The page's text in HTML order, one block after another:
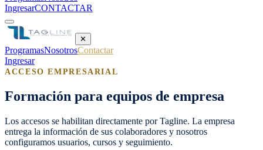
IngresarCONTACTAR
✕
ProgramasNosotrosContactar
Ingresar
ACCESO EMPRESARIAL
Formación para equipos de empresa
Los accesos se habilitan directamente por Tagline. La empresa
entrega la información de sus colaboradores y nosotros
configuramos usuarios, cursos y seguimiento.